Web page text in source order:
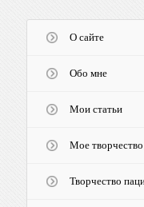
О сайте
Обо мне
Мои статьи
Мое творчество
Творчество